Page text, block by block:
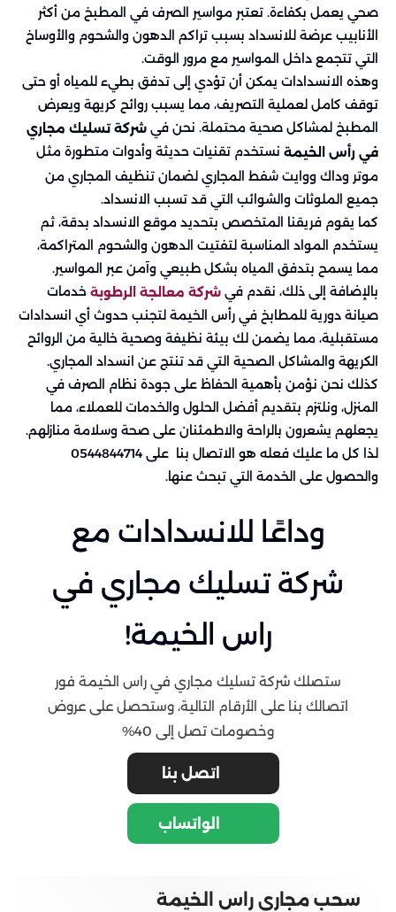
صحي يعمل بكفاءة. تعتبر مواسير الصرف في المطبخ من أكثر
الأنابيب عرضة للانسداد بسبب تراكم الدهون والشحوم والأوساخ
التي تتجمع داخل المواسير مع مرور الوقت.
وهذه الانسدادات يمكن أن تؤدي إلى تدفق بطيء للمياه أو حتى
توقف كامل لعملية التصريف، مما يسبب روائح كريهة ويعرض
المطبخ لمشاكل صحية محتملة. نحن في شركة تسليك مجاري
في رأس الخيمة نستخدم تقنيات حديثة وأدوات متطورة مثل
موتر وداك ووايت شفط المجاري لضمان تنظيف المجاري من
جميع الملوثات والشوائب التي قد تسبب الانسداد.
كما يقوم فريقنا المتخصص بتحديد موقع الانسداد بدقة، ثم
يستخدم المواد المناسبة لتفتيت الدهون والشحوم المتراكمة،
مما يسمح بتدفق المياه بشكل طبيعي وآمن عبر المواسير.
بالإضافة إلى ذلك، نقدم في شركة معالجة الرطوبة خدمات
صيانة دورية للمطابخ في رأس الخيمة لتجنب حدوث أي انسدادات
مستقبلية، مما يضمن لك بيئة نظيفة وصحية خالية من الروائح
الكريهة والمشاكل الصحية التي قد تنتج عن انسداد المجاري.
كذلك نحن نؤمن بأهمية الحفاظ على جودة نظام الصرف في
المنزل، ونلتزم بتقديم أفضل الحلول والخدمات للعملاء، مما
يجعلهم يشعرون بالراحة والاطمئنان على صحة وسلامة منازلهم.
لذا كل ما عليك فعله هو الاتصال بنا على 0544844714
والحصول على الخدمة التي تبحث عنها.
وداعًا للانسدادات مع
شركة تسليك مجاري في
راس الخيمة!
ستصلك شركة تسليك مجاري في راس الخيمة فور
اتصالك بنا على الأرقام التالية، وستحصل على عروض
وخصومات تصل إلى 40%
اتصل بنا
الواتساب
سحب مجاري راس الخيمة